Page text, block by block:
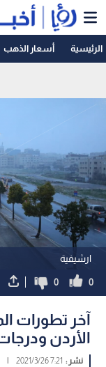
الرئيسية أسعار الذهب
ارشيفية
0
0
آخر تطورات
الأردن
نشر : 7:21 2021/3/26
|